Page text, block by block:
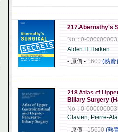
217.Abernathy's
No：0-
Alden H.Harken
- 原價 - 1600 (熱賣
218.Atlas of
Biliary Surgery
No：0-
Clavien, Pierre-
- 原價 - 15600 (熱